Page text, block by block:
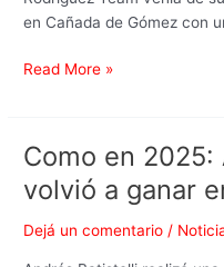
en Cañada de Gómez con
Moto
Read More »
Como en
volvió a ganar
Dejá un comentario /
Como
2025:
Andrés